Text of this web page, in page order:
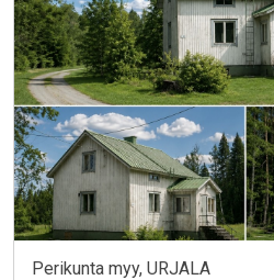
Perikunta myy, URJALA